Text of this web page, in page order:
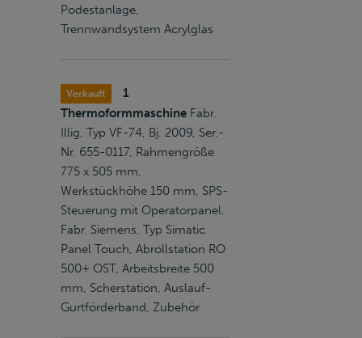
Podestanlage,
Trennwandsystem Acrylglas
Verkauft
1
Thermoformmaschine Fabr.
Illig, Typ VF-74, Bj. 2009, Ser.-
Nr. 655-0117, Rahmengröße
775 x 505 mm,
Werkstückhöhe 150 mm, SPS-
Steuerung mit Operatorpanel,
Fabr. Siemens, Typ Simatic
Panel Touch, Abrollstation RO
500+ OST, Arbeitsbreite 500
mm, Scherstation, Auslauf-
Gurtförderband, Zubehör